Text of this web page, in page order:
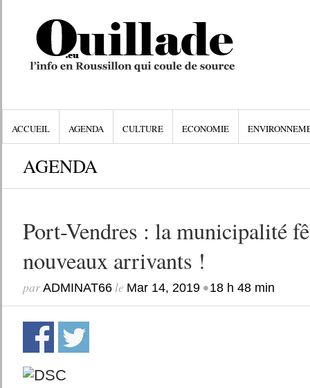
ACCUEIL AGENDA CULTURE ECONOMIE
AGENDA
Port-Vendres : la municipalité
nouveaux arrivants !
par ADMINAT66le Mar 14, 2019•18 h 48 min